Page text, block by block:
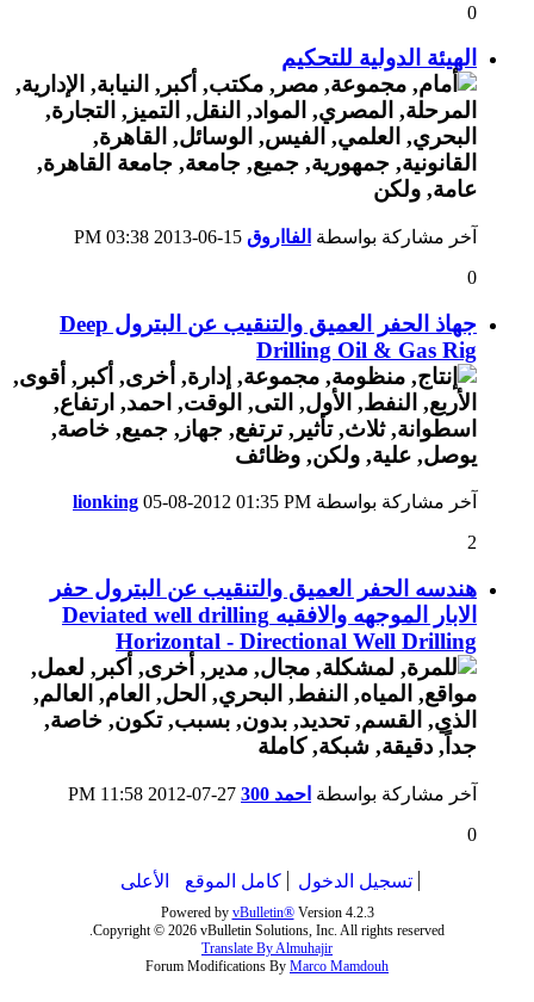
0
الهيئة الدولية للتحكيم
آخر مشاركة بواسطة الفااروق
03:38 PM
0
جهاذ الحفر العميق والتنقيب عن البترول Deep
Drilling Oil & Gas Rig
آخر مشاركة بواسطة lionking 05-08-2012 01:35 PM
2
هندسه الحفر العميق والتنقيب عن البترول حفر
الابار الموجهه والافقيه Deviated well drilling
Horizontal - Directional Well Drilling
آخر مشاركة بواسطة احمد 300
11:58 PM
0
تسجيل الدخول كامل الموقع الأعلى
Powered by vBulletin®Version 4.2.3
Copyright © 2026 vBulletin Solutions, Inc. All rights reserved.
Translate By Almuhajir
Forum Modifications By Marco Mamdouh